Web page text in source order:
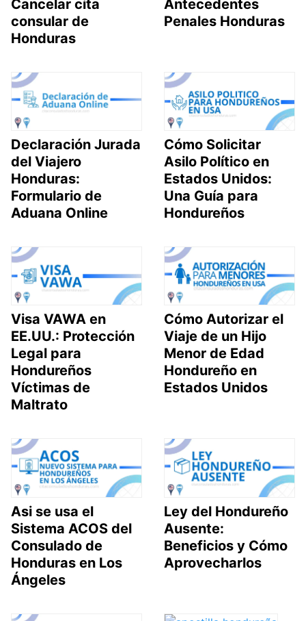
Cancelar cita
consular de
Honduras
Antecedentes
Penales Honduras
Declaración Jurada
del Viajero
Honduras:
Formulario de
Aduana Online
Cómo Solicitar
Asilo Político en
Estados Unidos:
Una Guía para
Hondureños
Visa VAWA en
EE.UU.: Protección
Legal para
Hondureños
Víctimas de
Maltrato
Cómo Autorizar el
Viaje de un Hijo
Menor de Edad
Hondureño en
Estados Unidos
Asi se usa el
Sistema ACOS del
Consulado de
Honduras en Los
Ángeles
Ley del Hondureño
Ausente:
Beneficios y Cómo
Aprovecharlos